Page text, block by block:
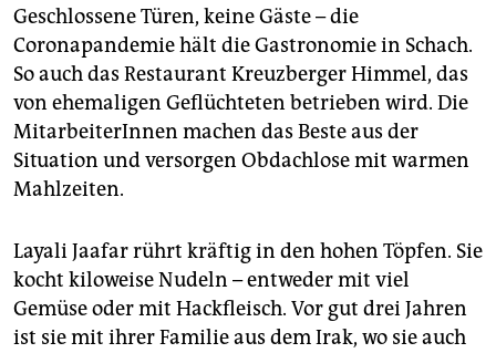
fragen & hilfe
unterstützen
abo
genossenschaft
epaper login
Geschlossene Türen, keine Gäste – die
Coronapandemie hält die Gastronomie in Schach.
So auch das Restaurant Kreuzberger Himmel, das
von ehemaligen Geflüchteten betrieben wird. Die
MitarbeiterInnen machen das Beste aus der
Situation und versorgen Obdachlose mit warmen
Mahlzeiten.
Layali Jaafar rührt kräftig in den hohen Töpfen. Sie
kocht kiloweise Nudeln – entweder mit viel
Gemüse oder mit Hackfleisch. Vor gut drei Jahren
ist sie mit ihrer Familie aus dem Irak, wo sie auch